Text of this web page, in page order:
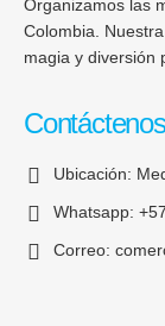
Organizamos las
Colombia.
magia y diversión
Contáctenos
Ubicación:
Whatsapp:
Correo: